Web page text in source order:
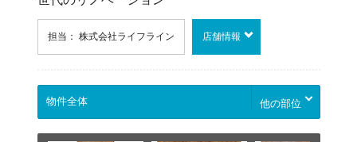
担当： 株式会社ライフライン 店舗情報
他の部位